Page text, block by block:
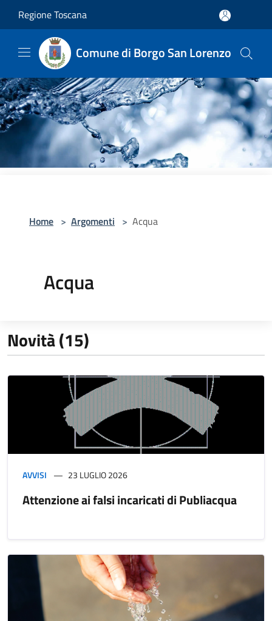
Regione Toscana
Comune di Borgo San Lorenzo
Home > Argomenti > Acqua
Acqua
Novità (15)
AVVISI 23 LUGLIO 2026
Attenzione ai falsi incaricati di Publiacqua